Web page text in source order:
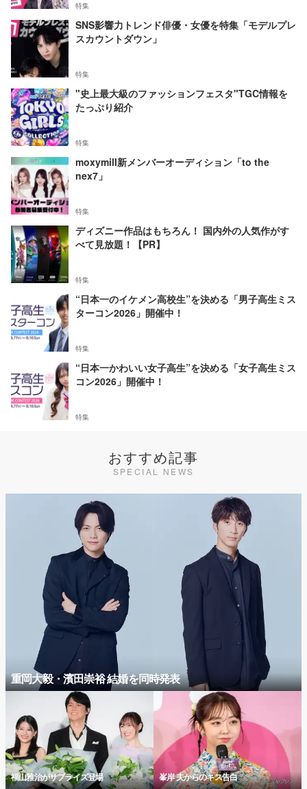
特集
SNS影響力トレンド俳優・女優を特集「モデルプレ
スカウントダウン」
特集
"史上最大級のファッションフェスタ"TGC情報を
たっぷり紹介
特集
moxymill新メンバーオーディション「to the
nex7」
特集
ディズニー作品はもちろん！ 国内外の人気作がす
べて見放題！【PR】
特集
“日本一のイケメン高校生”を決める「男子高生ミス
ターコン2026」開催中！
特集
“日本一かわいい女子高生”を決める「女子高生ミス
コン2026」開催中！
特集
おすすめ記事
SPECIAL NEWS
重岡大毅・濱田崇裕 結婚を同時発表
福山雅治がサプライズ登場 峯岸 夫からのキス告白